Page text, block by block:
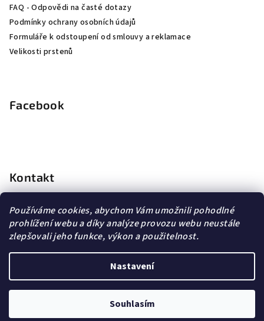
Používáme cookies, abychom Vám umožnili pohodlné
prohlížení webu a díky analýze provozu webu neustále
zlepšovali jeho funkce, výkon a použitelnost.
Nastavení
Souhlasím
FAQ - Odpovědi na časté dotazy
Podmínky ochrany osobních údajů
Formuláře k odstoupení od smlouvy a reklamace
Velikosti prstenů
Facebook
Kontakt
info @dopravagratis.cz
+420 603 500 988
+420 603 500 988
Vytvořil Shoptet